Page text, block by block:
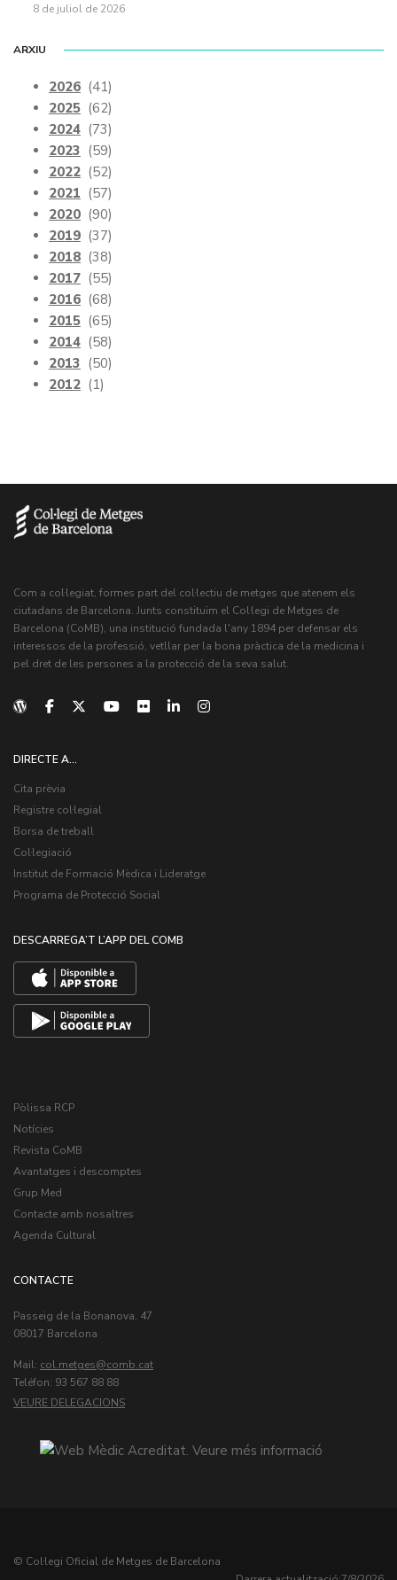
8 de juliol de 2026
ARXIU
2026 (41)
2025 (62)
2024 (73)
2023 (59)
2022 (52)
2021 (57)
2020 (90)
2019 (37)
2018 (38)
2017 (55)
2016 (68)
2015 (65)
2014 (58)
2013 (50)
2012 (1)
Com a col·legiat, formes part del col·lectiu de metges que atenem els
ciutadans de Barcelona. Junts constituïm el Col·legi de Metges de
Barcelona (CoMB), una institució fundada l'any 1894 per defensar els
interessos de la professió, vetllar per la bona pràctica de la medicina i
pel dret de les persones a la protecció de la seva salut.
DIRECTE A...
Cita prèvia
Registre col·legial
Borsa de treball
Col·legiació
Institut de Formació Mèdica i Lideratge
Programa de Protecció Social
DESCARREGA’T L’APP DEL COMB
Pòlissa RCP
Notícies
Revista CoMB
Avantatges i descomptes
Grup Med
Contacte amb nosaltres
Agenda Cultural
CONTACTE
Passeig de la Bonanova, 47
08017 Barcelona
Mail: col.metges
Teléfon: 93 567 88 88
VEURE DELEGACIONS
© Col·legi Oficial de Metges de Barcelona